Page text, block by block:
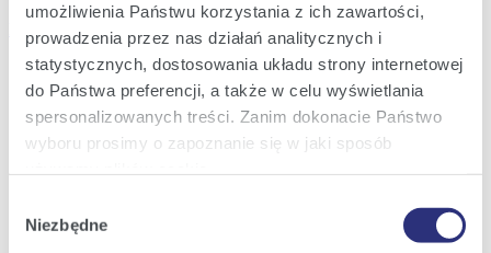
umożliwienia Państwu korzystania z ich zawartości,
prowadzenia przez nas działań analitycznych i
statystycznych, dostosowania układu strony internetowej
do Państwa preferencji, a także w celu wyświetlania
spersonalizowanych treści. Zanim dokonacie Państwo
wyboru prosimy o zapoznanie się w jaki sposób
Szczegółowe informacje na ten temat znajdziecie
Polityce
zgody
Niezbędne
Rejon Bydgoszcz zaproszenie do współpracy
Menu
stopki
Oferta
Oferta dla Domu
Oferta dla Małych firm
Zielona energia dla Domu
Obsługa i kontakt